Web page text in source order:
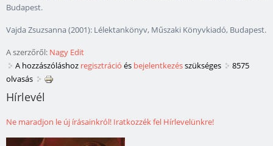
Budapest.
Vajda Zsuzsanna (2001): Lélektankönyv, Műszaki Könyvkiadó, Budapest.
A szerzőről: Nagy Edit
A hozzászóláshoz regisztráció és bejelentkezésszükséges
8575
olvasás
Hírlevél
Ne maradjon le új írásainkról! Iratkozzék fel Hírlevelünkre!